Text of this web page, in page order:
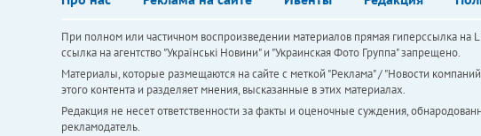
При полном или частичном воспроизведении материалов прямая гиперссылка на
ссылка на агентство "Українськi Новини" и "Украинская Фото Группа" запрещено.
Материалы, которые размещаются на сайте с меткой "Реклама" / "Новости
этого контента и разделяет мнения, высказанные в этих материалах.
Редакция не несет ответственности за факты и оценочные суждения,
рекламодатель.